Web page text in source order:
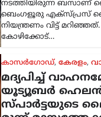
ലൈസൻസ് മൂന്ന്
സസ്‌പെൻഡ് ചെയ്തു.
അപകടസാധ്യത
വാഹനം…
ട്രെൻഡിംഗ്,ദേശീയം,
114 റാഫേൽ
ഫ്രാൻസിന്റെ